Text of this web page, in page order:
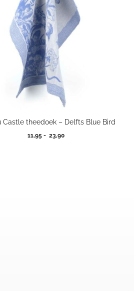
Castle theedoek – Delfts Blue Bird
11,95 - 23,90Prijsklasse: